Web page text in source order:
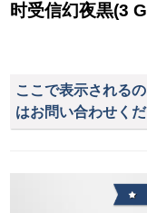
时受信幻夜黒(3
ここで表示される
はお問い合わせくだ